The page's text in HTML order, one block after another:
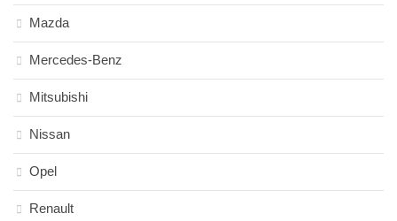
Mazda
Mercedes-Benz
Mitsubishi
Nissan
Opel
Renault